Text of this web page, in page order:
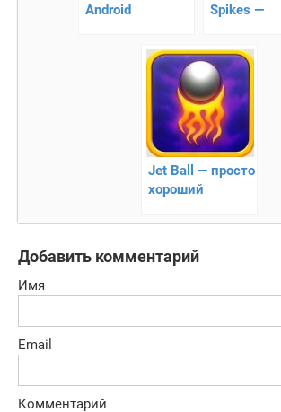
Android
Spikes —
таймкиллер
Jet Ball — просто
хороший
Добавить комментарий
Имя
Email
Комментарий